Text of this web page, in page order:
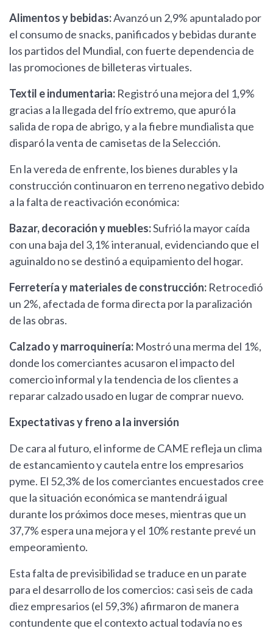
Alimentos y bebidas:Avanzó un 2,9% apuntalado por
el consumo de snacks, panificados y bebidas durante
los partidos del Mundial, con fuerte dependencia de
las promociones de billeteras virtuales.
Textil e indumentaria: Registró una mejora del 1,9%
gracias a la llegada del frío extremo, que apuró la
salida de ropa de abrigo, y a la fiebre mundialista que
disparó la venta de camisetas de la Selección.
En la vereda de enfrente, los bienes durables y la
construcción continuaron en terreno negativo debido
a la falta de reactivación económica:
Bazar, decoración y muebles:Sufrió la mayor caída
con una baja del 3,1% interanual, evidenciando que el
aguinaldo no se destinó a equipamiento del hogar.
Ferretería y materiales de construcción: Retrocedió
un 2%, afectada de forma directa por la paralización
de las obras.
Calzado y marroquinería: Mostró una merma del 1%,
donde los comerciantes acusaron el impacto del
comercio informal y la tendencia de los clientes a
reparar calzado usado en lugar de comprar nuevo.
Expectativas y freno a la inversión
De cara al futuro, el informe de CAME refleja un clima
de estancamiento y cautela entre los empresarios
pyme. El 52,3% de los comerciantes encuestados cree
que la situación económica se mantendrá igual
durante los próximos doce meses, mientras que un
37,7% espera una mejora y el 10% restante prevé un
empeoramiento.
Esta falta de previsibilidad se traduce en un parate
para el desarrollo de los comercios: casi seis de cada
diez empresarios (el 59,3%) afirmaron de manera
contundente que el contexto actual todavía no es